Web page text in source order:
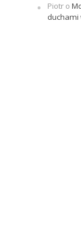
Piotro
duchami